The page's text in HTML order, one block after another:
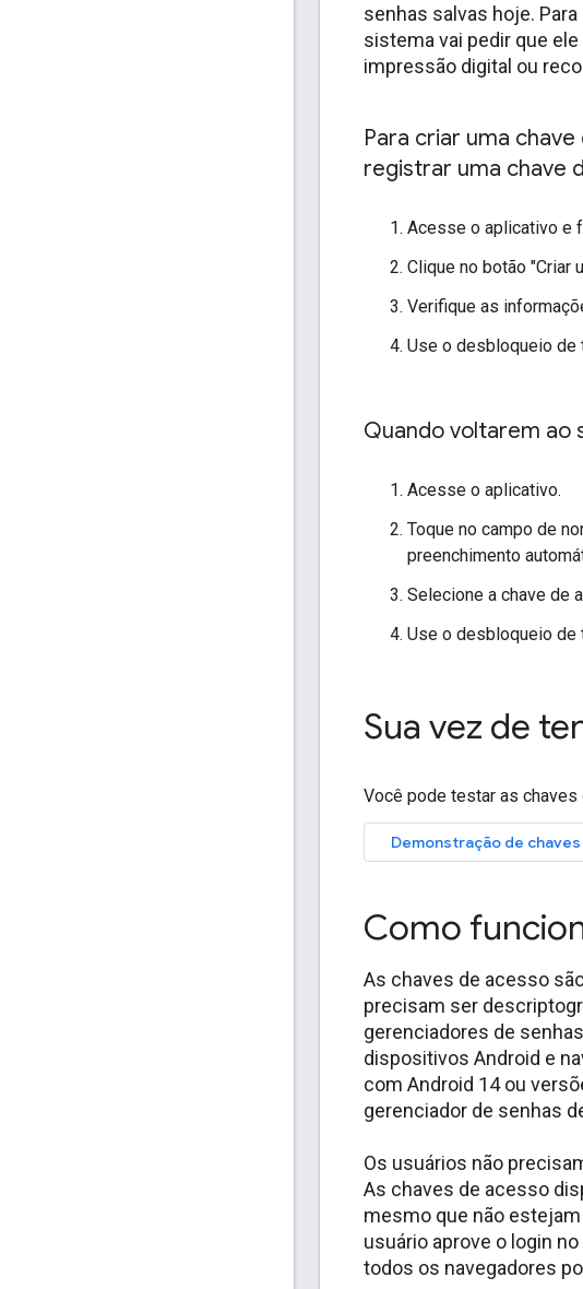
senhas salvas hoje.
sistema vai pedir que
impressão digital ou
Para criar uma
registrar uma chave
Acesse o aplicativo e
Clique no botão "Criar
Verifique as
Use o desbloqueio de
Quando voltarem ao
Acesse o aplicativo.
Toque no campo de
preenchimento
Selecione a chave de
Use o desbloqueio de
Sua vez de
Você pode testar as
Demonstração de
Como
As chaves de acesso
precisam ser
gerenciadores de
dispositivos Android e
com Android 14 ou
gerenciador de senhas
Os usuários não
As chaves de acesso
mesmo que não
usuário aprove o login
todos os navegadores